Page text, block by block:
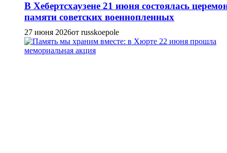
В Хебертсхаузене 21 июня состоялась
памяти советских военнопленных
27 июня 2026от russkoepole